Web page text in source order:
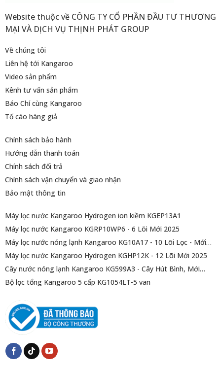
Website thuộc về CÔNG TY CỔ PHẦN ĐẦU TƯ THƯƠNG
MẠI VÀ DỊCH VỤ THỊNH PHÁT GROUP
Về chúng tôi
Liên hệ tới Kangaroo
Video sản phẩm
Kênh tư vấn sản phẩm
Báo Chí cùng Kangaroo
Tố cáo hàng giả
Chính sách bảo hành
Hướng dẫn thanh toán
Chính sách đổi trả
Chính sách vận chuyển và giao nhận
Bảo mật thông tin
Máy lọc nước Kangaroo Hydrogen ion kiềm KGEP13A1
Máy lọc nước Kangaroo KGRP10WP6 - 6 Lõi Mới 2025
Máy lọc nước nóng lạnh Kangaroo KG10A17 - 10 Lõi Lọc - Mới
2025
Máy lọc nước Kangaroo Hydrogen KGHP12K - 12 Lõi Mới 2025
Cây nước nóng lạnh Kangaroo KG599A3 - Cây Hút Bình, Mới
2025
Bộ lọc tổng Kangaroo 5 cấp KG1054LT-5 van